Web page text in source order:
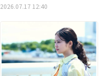
2026.07.17 12:40